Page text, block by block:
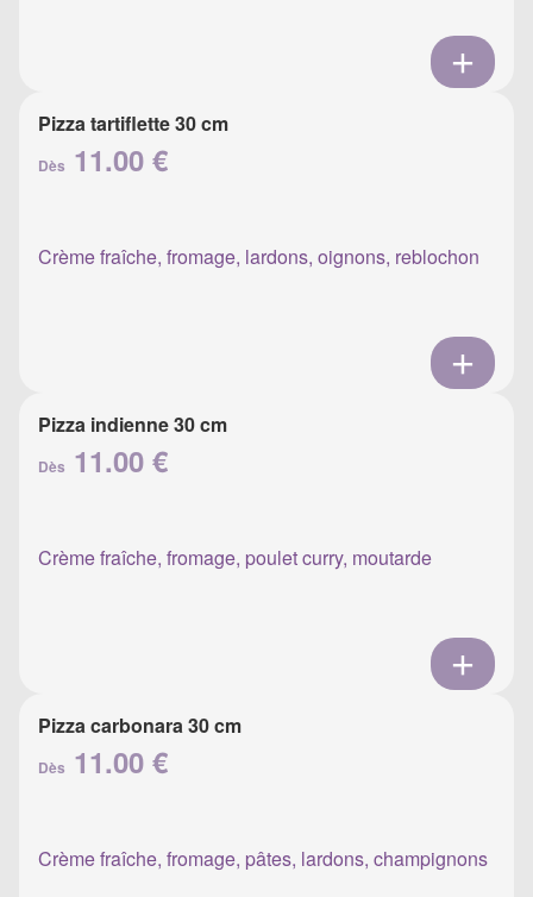
Pizza tartiflette 30 cm
Dès 11.00 €
Crème fraîche, fromage, lardons, oignons, reblochon
Pizza indienne 30 cm
Dès 11.00 €
Crème fraîche, fromage, poulet curry, moutarde
Pizza carbonara 30 cm
Dès 11.00 €
Crème fraîche, fromage, pâtes, lardons, champignons